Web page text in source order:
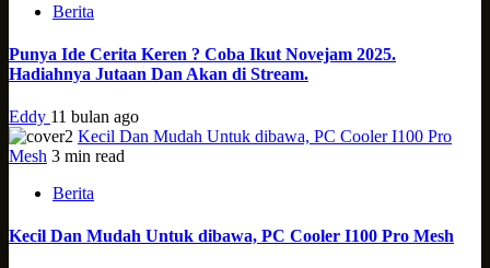
Berita
Punya Ide Cerita Keren ? Coba Ikut Novejam 2025.
Hadiahnya Jutaan Dan Akan di Stream.
Eddy 11 bulan ago
Kecil Dan Mudah Untuk dibawa, PC Cooler I100 Pro
Mesh 3 min read
Berita
Kecil Dan Mudah Untuk dibawa, PC Cooler I100 Pro Mesh